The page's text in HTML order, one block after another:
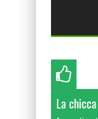
La chicca